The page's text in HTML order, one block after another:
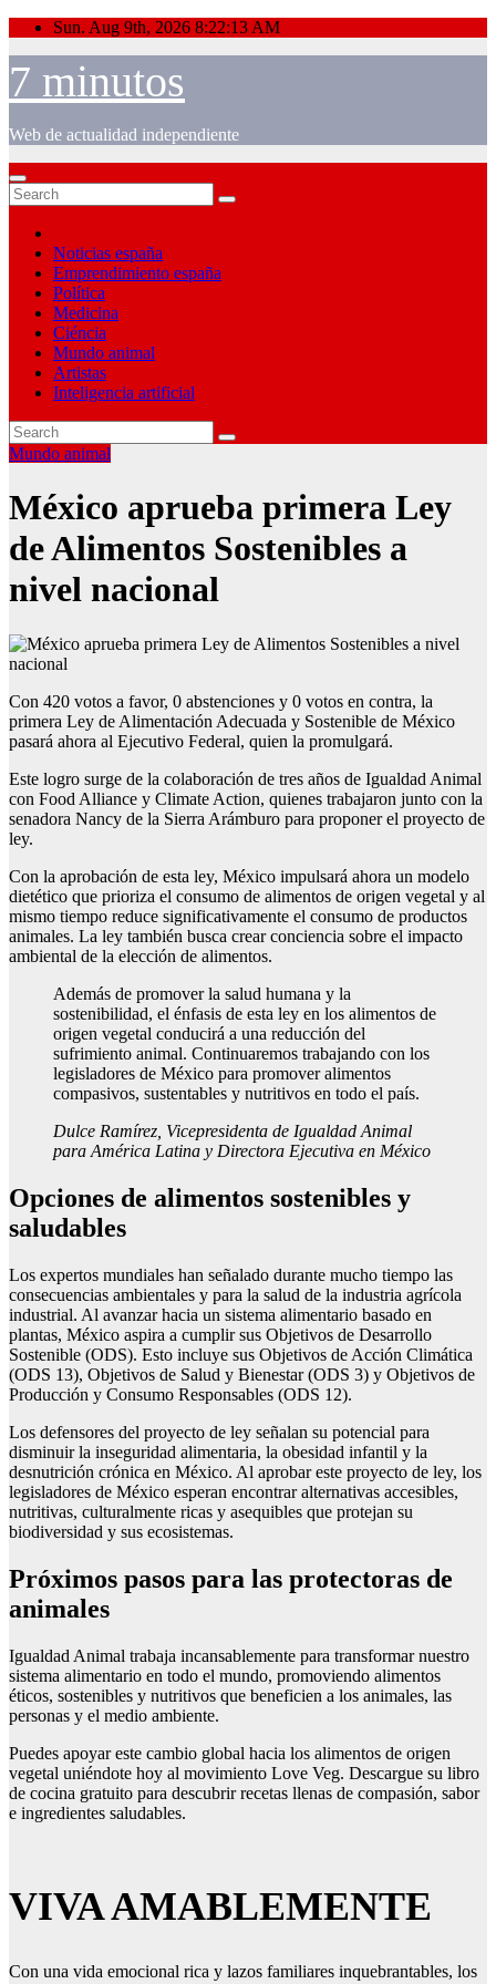
Skip
content
Sun. Aug 9th, 2026 8:22:13 AM
7 minutos
Web de actualidad independiente
Noticias españa
Emprendimiento españa
Política
Medicina
Ciéncia
Mundo animal
Artistas
Inteligencia artificial
Mundo animal
México aprueba primera Ley
de Alimentos Sostenibles a
nivel nacional
Con 420 votos a favor, 0 abstenciones y 0 votos en contra, la
primera Ley de Alimentación Adecuada y Sostenible de México
pasará ahora al Ejecutivo Federal, quien la promulgará.
Este logro surge de la colaboración de tres años de Igualdad Animal
con Food Alliance y Climate Action, quienes trabajaron junto con la
senadora Nancy de la Sierra Arámburo para proponer el proyecto de
ley.
Con la aprobación de esta ley, México impulsará ahora un modelo
dietético que prioriza el consumo de alimentos de origen vegetal y al
mismo tiempo reduce significativamente el consumo de productos
animales. La ley también busca crear conciencia sobre el impacto
ambiental de la elección de alimentos.
Además de promover la salud humana y la
sostenibilidad, el énfasis de esta ley en los alimentos de
origen vegetal conducirá a una reducción del
sufrimiento animal. Continuaremos trabajando con los
legisladores de México para promover alimentos
compasivos, sustentables y nutritivos en todo el país.
Dulce Ramírez, Vicepresidenta de Igualdad Animal
para América Latina y Directora Ejecutiva en México
Opciones de alimentos sostenibles y
saludables
Los expertos mundiales han señalado durante mucho tiempo las
consecuencias ambientales y para la salud de la industria agrícola
industrial. Al avanzar hacia un sistema alimentario basado en
plantas, México aspira a cumplir sus Objetivos de Desarrollo
Sostenible (ODS). Esto incluye sus Objetivos de Acción Climática
(ODS 13), Objetivos de Salud y Bienestar (ODS 3) y Objetivos de
Producción y Consumo Responsables (ODS 12).
Los defensores del proyecto de ley señalan su potencial para
disminuir la inseguridad alimentaria, la obesidad infantil y la
desnutrición crónica en México. Al aprobar este proyecto de ley, los
legisladores de México esperan encontrar alternativas accesibles,
nutritivas, culturalmente ricas y asequibles que protejan su
biodiversidad y sus ecosistemas.
Próximos pasos para las protectoras de
animales
Igualdad Animal trabaja incansablemente para transformar nuestro
sistema alimentario en todo el mundo, promoviendo alimentos
éticos, sostenibles y nutritivos que beneficien a los animales, las
personas y el medio ambiente.
Puedes apoyar este cambio global hacia los alimentos de origen
vegetal uniéndote hoy al movimiento Love Veg. Descargue su libro
de cocina gratuito para descubrir recetas llenas de compasión, sabor
e ingredientes saludables.
VIVA AMABLEMENTE
Con una vida emocional rica y lazos familiares inquebrantables, los